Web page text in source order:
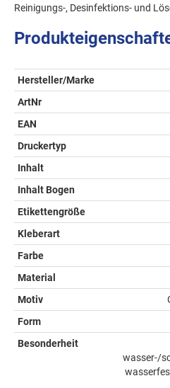
Reinigungs-, Desinfektions- und
Hersteller/Marke
ArtNr
EAN
Druckertyp
Inhalt
Inhalt Bogen
Etikettengröße
Kleberart
Farbe
Material
Motiv
Form
Besonderheit
wasser-/